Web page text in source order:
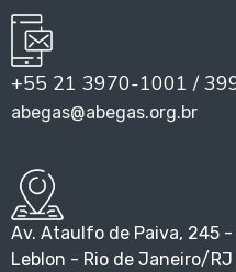
+55 21 3970-1001 /
abegas@abegas.org.br
Av. Ataulfo de Paiva, 245
Leblon - Rio de Janeiro/RJ